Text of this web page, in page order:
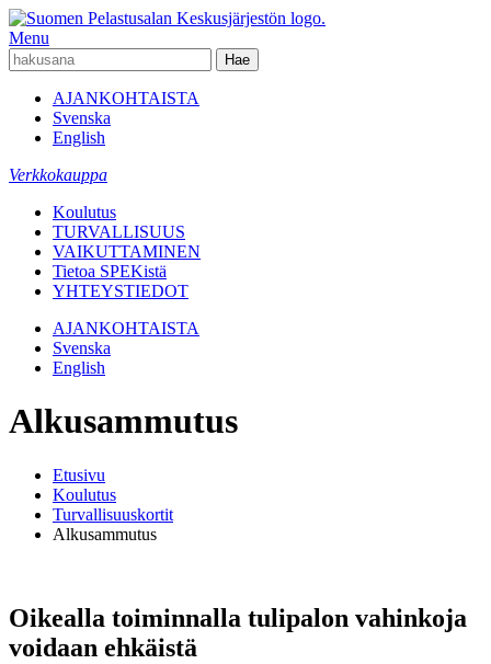
Menu
AJANKOHTAISTA
Svenska
English
Verkkokauppa
Koulutus
TURVALLISUUS
VAIKUTTAMINEN
Tietoa SPEKistä
YHTEYSTIEDOT
AJANKOHTAISTA
Svenska
English
Alkusammutus
Etusivu
Koulutus
Turvallisuuskortit
Alkusammutus
Oikealla toiminnalla tulipalon vahinkoja
voidaan ehkäistä